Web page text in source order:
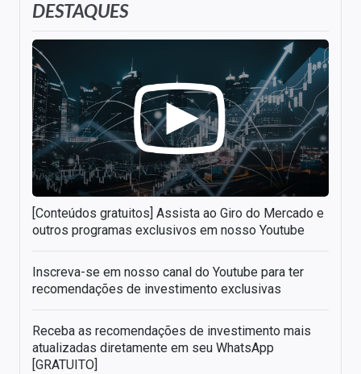
DESTAQUES
[Conteúdos gratuitos] Assista ao Giro do Mercado e
outros programas exclusivos em nosso Youtube
Inscreva-se em nosso canal do Youtube para ter
recomendações de investimento exclusivas
Receba as recomendações de investimento mais
atualizadas diretamente em seu WhatsApp
[GRATUITO]